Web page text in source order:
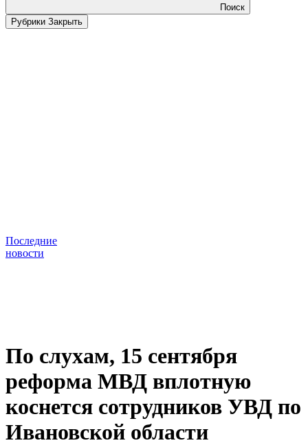
Поиск
Рубрики Закрыть
Последние
новости
По слухам, 15 сентября
реформа МВД вплотную
коснется сотрудников УВД по
Ивановской области